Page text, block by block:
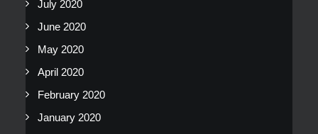
July 2020
June 2020
May 2020
April 2020
February 2020
January 2020